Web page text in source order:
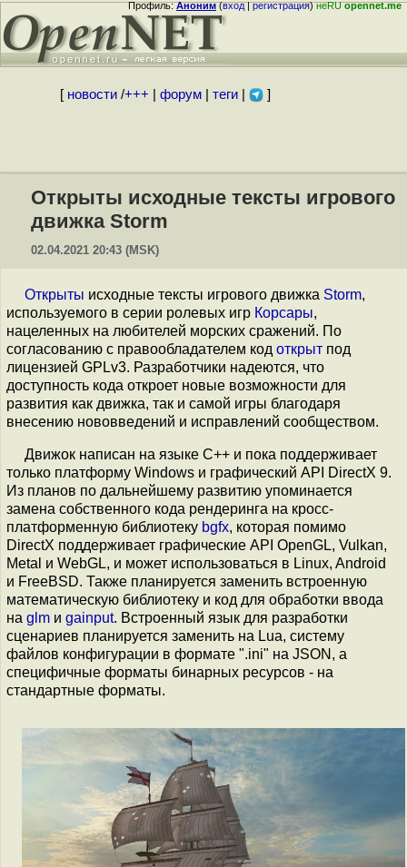
Профиль:Аноним(вход|регистрация)неRUopennet.me
[ новости/+++ форум| теги| ]
Открыты исходные тексты игрового
движка Storm
02.04.2021 20:43 (MSK)
Открыты исходные тексты игрового движка Storm,
используемого в серии ролевых игр Корсары,
нацеленных на любителей морских сражений. По
согласованию с правообладателем код открыт под
лицензией GPLv3. Разработчики надеются, что
доступность кода откроет новые возможности для
развития как движка, так и самой игры благодаря
внесению нововведений и исправлений сообществом.
Движок написан на языке C++ и пока поддерживает
только платформу Windows и графический API DirectX 9.
Из планов по дальнейшему развитию упоминается
замена собственного кода рендеринга на кросс-
платформенную библиотеку bgfx, которая помимо
DirectX поддерживает графические API OpenGL, Vulkan,
Metal и WebGL, и может использоваться в Linux, Android
и FreeBSD. Также планируется заменить встроенную
математическую библиотеку и код для обработки ввода
на glm и gainput. Встроенный язык для разработки
сценариев планируется заменить на Lua, систему
файлов конфигурации в формате ".ini" на JSON, а
специфичные форматы бинарных ресурсов - на
стандартные форматы.